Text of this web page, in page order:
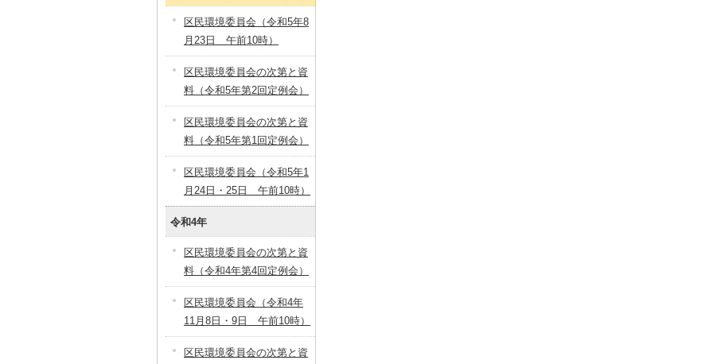
区民環境委員会（令和5年8
月23日 午前10時）
区民環境委員会の次第と資
料（令和5年第2回定例会）
区民環境委員会の次第と資
料（令和5年第1回定例会）
区民環境委員会（令和5年1
月24日・25日 午前10時）
令和4年
区民環境委員会の次第と資
料（令和4年第4回定例会）
区民環境委員会（令和4年
11月8日・9日 午前10時）
区民環境委員会の次第と資